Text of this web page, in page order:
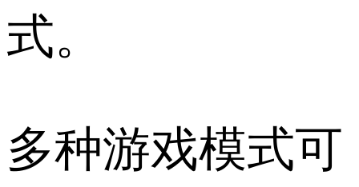
式。
多种游戏模式可